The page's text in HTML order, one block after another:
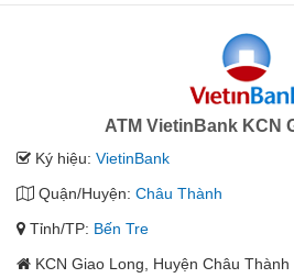
ATM VietinBank KCN
Ký hiệu: VietinBank
Quận/Huyện: Châu Thành
Tỉnh/TP: Bến Tre
KCN Giao Long, Huyện Châu Thành